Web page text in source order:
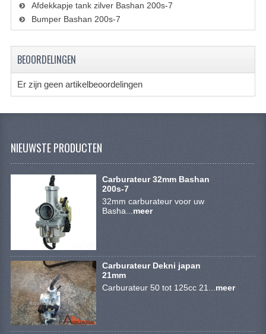
SEGWAY QUADS
VELGEN & BANDEN
10 INCH VELGEN
6 INCH BANDEN
7 INCH VELGEN
8 INCH VELGEN
E SCOOTERS
ACCOUNT
Afdekkapje tank zilver Bashan 200s-7
Bumper Bashan 200s-7
BEOORDELINGEN
Er zijn geen artikelbeoordelingen
NIEUWSTE PRODUCTEN
Carburateur 32mm Bashan
200s-7
32mm carburateur voor uw
Basha... meer
Carburateur Dekni japan
21mm
Carburateur 50 tot 125cc 21... meer